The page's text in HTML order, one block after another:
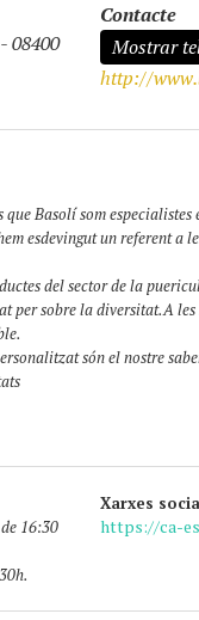
08400
Contacte
Mostrar
http://
Basolí som
esdevingut un referent a
del sector de la
per sobre la diversitat.A
són el nostre
16:30
Xarxes
https://ca-